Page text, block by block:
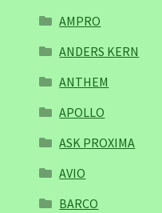
AMPRO
ANDERS KERN
ANTHEM
APOLLO
ASK PROXIMA
AVIO
BARCO